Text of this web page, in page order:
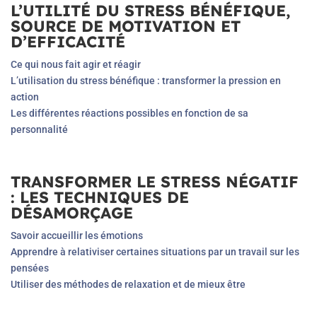
L’UTILITÉ DU STRESS BÉNÉFIQUE,
SOURCE DE MOTIVATION ET
D’EFFICACITÉ
Ce qui nous fait agir et réagir
L’utilisation du stress bénéfique : transformer la pression en
action
Les différentes réactions possibles en fonction de sa
personnalité
TRANSFORMER LE STRESS NÉGATIF
: LES TECHNIQUES DE
DÉSAMORÇAGE
Savoir accueillir les émotions
Apprendre à relativiser certaines situations par un travail sur les
pensées
Utiliser des méthodes de relaxation et de mieux être